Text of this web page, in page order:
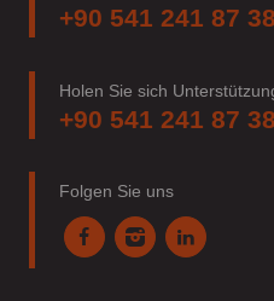
+90 541 241 87 38
Holen Sie sich
+90 541 241 87 38
Folgen Sie uns